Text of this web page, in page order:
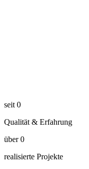
seit 0
Qualität & Erfahrung
über 0
realisierte Projekte